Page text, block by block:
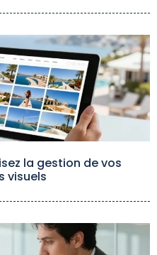
la gestion de vos
visuels